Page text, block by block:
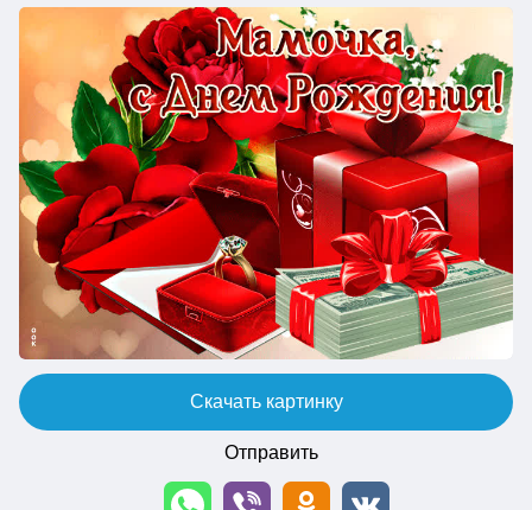
Скачать картинку
Отправить